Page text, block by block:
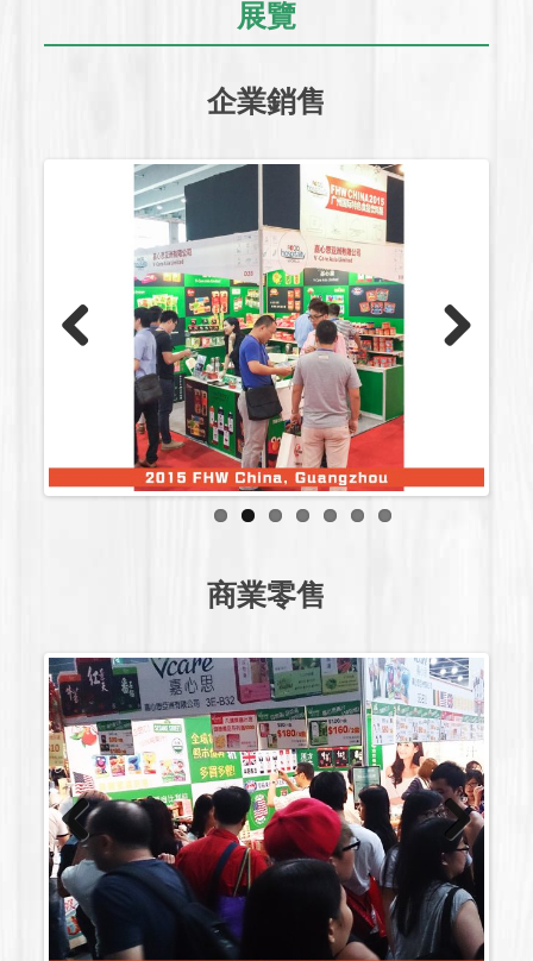
展覽
企業銷售
商業零售
Previous Next